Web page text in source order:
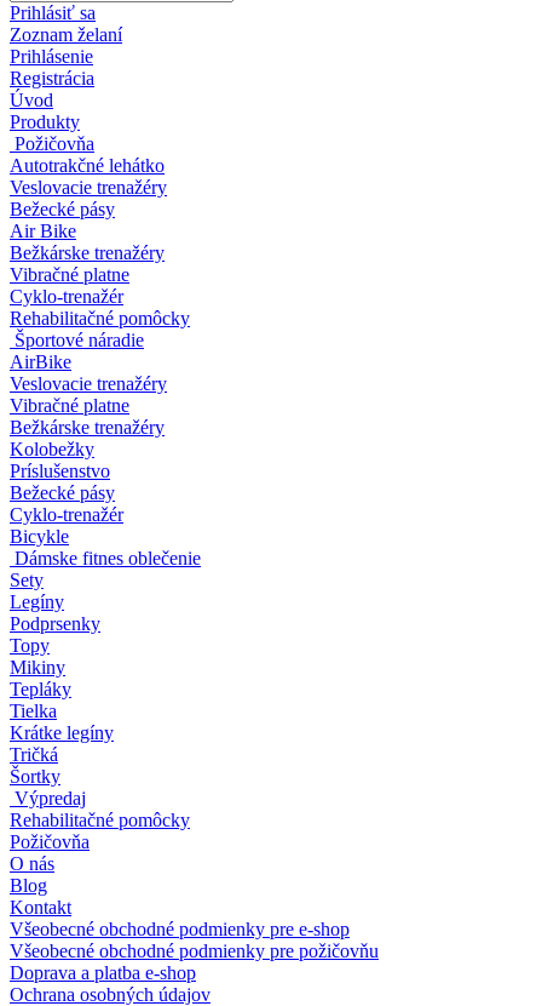
Prihlásiť sa
Zoznam želaní
Prihlásenie
Registrácia
Úvod
Produkty
Požičovňa
Autotrakčné lehátko
Veslovacie trenažéry
Bežecké pásy
Air Bike
Bežkárske trenažéry
Vibračné platne
Cyklo-trenažér
Rehabilitačné pomôcky
Športové náradie
AirBike
Veslovacie trenažéry
Vibračné platne
Bežkárske trenažéry
Kolobežky
Príslušenstvo
Bežecké pásy
Cyklo-trenažér
Bicykle
Dámske fitnes oblečenie
Sety
Legíny
Podprsenky
Topy
Mikiny
Tepláky
Tielka
Krátke legíny
Tričká
Šortky
Výpredaj
Rehabilitačné pomôcky
Požičovňa
O nás
Blog
Kontakt
Všeobecné obchodné podmienky pre e-shop
Všeobecné obchodné podmienky pre požičovňu
Doprava a platba e-shop
Ochrana osobných údajov